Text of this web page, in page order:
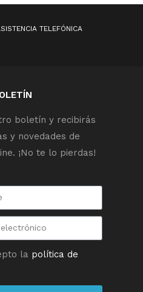
TELEFÓNICA
boletín y recibirás
y novedades de
¡No te lo pierdas!
la política de